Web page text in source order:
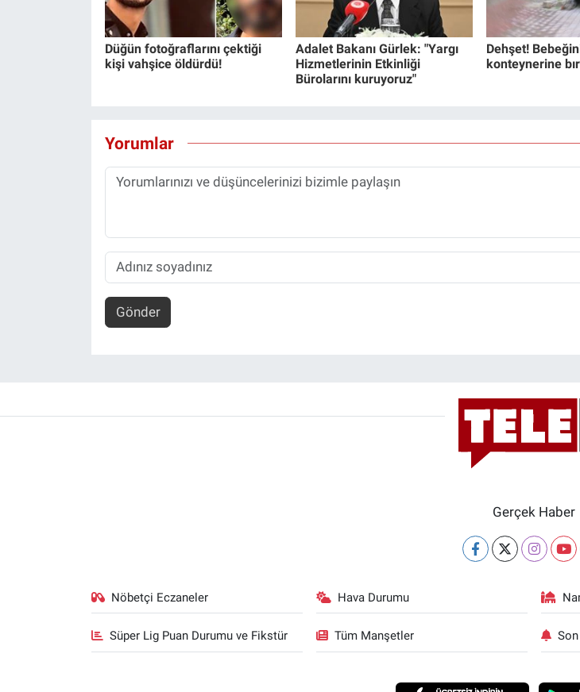
Düğün fotoğraflarını çektiği
kişi vahşice öldürdü!
Adalet Bakanı Gürlek: "Yargı
Hizmetlerinin Etkinliği
Bürolarını kuruyoruz"
Dehşet!
konteynerine
Yorumlar
Gönder
Gerçek Haber
Nöbetçi Eczaneler Hava Durumu
Süper Lig Puan Durumu ve Fikstür Tüm Manşetler